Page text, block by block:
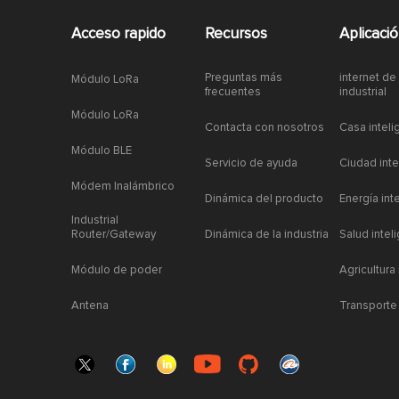
Acceso rapido
Módulo LoRa
Módulo LoRa
Módulo BLE
Módem Inalámbrico
Industrial
Router/Gateway
Módulo de poder
Antena
Recursos
Preguntas más
frecuentes
Contacta con nosotros
Servicio de ayuda
Dinámica del producto
Dinámica de la industria
internet de
industrial
Casa
Ciudad
Energía
Salud
Agricultura